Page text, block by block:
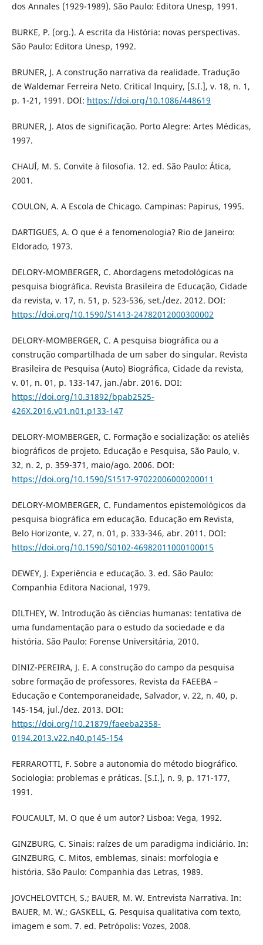
dos Annales (1929-1989). São Paulo: Editora Unesp, 1991.
BURKE, P. (org.). A escrita da História: novas perspectivas.
São Paulo: Editora Unesp, 1992.
BRUNER, J. A construção narrativa da realidade. Tradução
de Waldemar Ferreira Neto. Critical Inquiry, [S.I.], v. 18, n. 1,
p. 1-21, 1991. DOI: https://doi.org/10.1086/448619
BRUNER, J. Atos de significação. Porto Alegre: Artes Médicas,
1997.
CHAUÍ, M. S. Convite à filosofia. 12. ed. São Paulo: Ática,
2001.
COULON, A. A Escola de Chicago. Campinas: Papirus, 1995.
DARTIGUES, A. O que é a fenomenologia? Rio de Janeiro:
Eldorado, 1973.
DELORY-MOMBERGER, C. Abordagens metodológicas na
pesquisa biográfica. Revista Brasileira de Educação, Cidade
da revista, v. 17, n. 51, p. 523-536, set./dez. 2012. DOI:
https://doi.org/10.1590/S1413-24782012000300002
DELORY-MOMBERGER, C. A pesquisa biográfica ou a
construção compartilhada de um saber do singular. Revista
Brasileira de Pesquisa (Auto) Biográfica, Cidade da revista,
v. 01, n. 01, p. 133-147, jan./abr. 2016. DOI:
https://doi.org/10.31892/bpab2525-
426X.2016.v01.n01.p133-147
DELORY-MOMBERGER, C. Formação e socialização: os ateliês
biográficos de projeto. Educação e Pesquisa, São Paulo, v.
32, n. 2, p. 359-371, maio/ago. 2006. DOI:
https://doi.org/10.1590/S1517-97022006000200011
DELORY-MOMBERGER, C. Fundamentos epistemológicos da
pesquisa biográfica em educação. Educação em Revista,
Belo Horizonte, v. 27, n. 01, p. 333-346, abr. 2011. DOI:
https://doi.org/10.1590/S0102-46982011000100015
DEWEY, J. Experiência e educação. 3. ed. São Paulo:
Companhia Editora Nacional, 1979.
DILTHEY, W. Introdução às ciências humanas: tentativa de
uma fundamentação para o estudo da sociedade e da
história. São Paulo: Forense Universitária, 2010.
DINIZ-PEREIRA, J. E. A construção do campo da pesquisa
sobre formação de professores. Revista da FAEEBA –
Educação e Contemporaneidade, Salvador, v. 22, n. 40, p.
145-154, jul./dez. 2013. DOI:
https://doi.org/10.21879/faeeba2358-
0194.2013.v22.n40.p145-154
FERRAROTTI, F. Sobre a autonomia do método biográfico.
Sociologia: problemas e práticas. [S.I.], n. 9, p. 171-177,
1991.
FOUCAULT, M. O que é um autor? Lisboa: Vega, 1992.
GINZBURG, C. Sinais: raízes de um paradigma indiciário. In:
GINZBURG, C. Mitos, emblemas, sinais: morfologia e
história. São Paulo: Companhia das Letras, 1989.
JOVCHELOVITCH, S.; BAUER, M. W. Entrevista Narrativa. In:
BAUER, M. W.; GASKELL, G. Pesquisa qualitativa com texto,
imagem e som. 7. ed. Petrópolis: Vozes, 2008.